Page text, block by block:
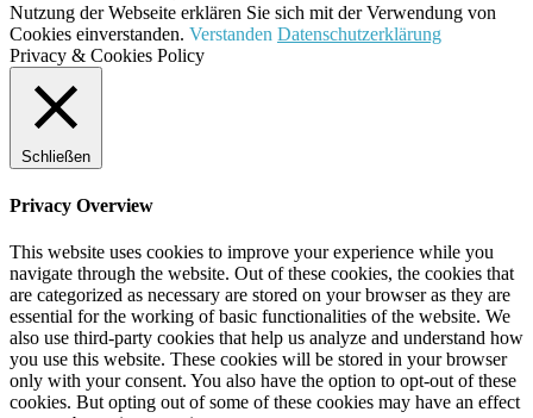
Nutzung der Webseite erklären Sie sich mit der Verwendung von
Cookies einverstanden. Verstanden Datenschutzerklärung
Privacy & Cookies Policy
Schließen
Privacy Overview
This website uses cookies to improve your experience while you
navigate through the website. Out of these cookies, the cookies that
are categorized as necessary are stored on your browser as they are
essential for the working of basic functionalities of the website. We
also use third-party cookies that help us analyze and understand how
you use this website. These cookies will be stored in your browser
only with your consent. You also have the option to opt-out of these
cookies. But opting out of some of these cookies may have an effect